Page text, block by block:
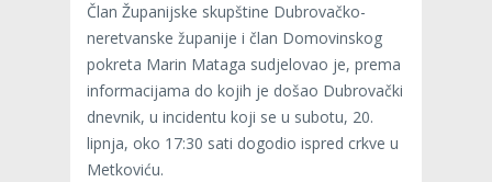
Član Županijske skupštine Dubrovačko-
neretvanske županije i član Domovinskog
pokreta Marin Mataga sudjelovao je, prema
informacijama do kojih je došao Dubrovački
dnevnik, u incidentu koji se u subotu, 20.
lipnja, oko 17:30 sati dogodio ispred crkve u
Metkoviću.